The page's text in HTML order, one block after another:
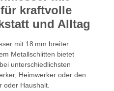
kraftvolle
und Alltag
mit 18 mm breiter
Metallschlitten bietet
unterschiedlichsten
Heimwerker oder den
oder Haushalt.